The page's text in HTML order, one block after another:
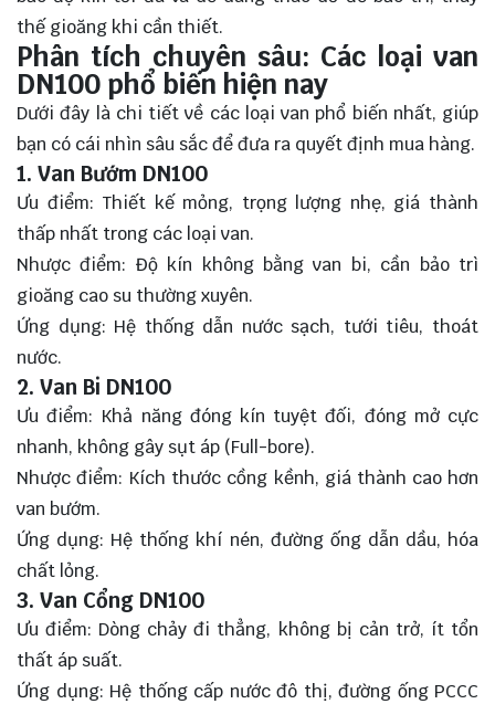
thế gioăng khi cần thiết.
Phân tích chuyên sâu: Các loại van
DN100 phổ biến hiện nay
Dưới đây là chi tiết về các loại van phổ biến nhất, giúp
bạn có cái nhìn sâu sắc để đưa ra quyết định mua hàng.
1. Van Bướm DN100
Ưu điểm: Thiết kế mỏng, trọng lượng nhẹ, giá thành
thấp nhất trong các loại van.
Nhược điểm: Độ kín không bằng van bi, cần bảo trì
gioăng cao su thường xuyên.
Ứng dụng: Hệ thống dẫn nước sạch, tưới tiêu, thoát
nước.
2. Van Bi DN100
Ưu điểm: Khả năng đóng kín tuyệt đối, đóng mở cực
nhanh, không gây sụt áp (Full-bore).
Nhược điểm: Kích thước cồng kềnh, giá thành cao hơn
van bướm.
Ứng dụng: Hệ thống khí nén, đường ống dẫn dầu, hóa
chất lỏng.
3. Van Cổng DN100
Ưu điểm: Dòng chảy đi thẳng, không bị cản trở, ít tổn
thất áp suất.
Ứng dụng: Hệ thống cấp nước đô thị, đường ống PCCC